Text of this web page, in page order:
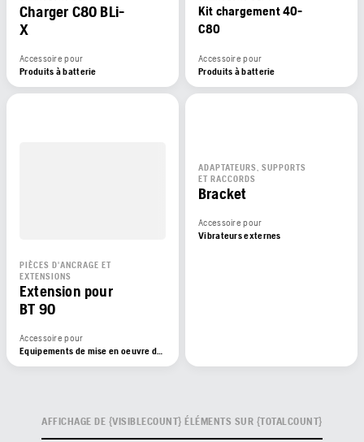
Charger C80 BLi-
X
Accessoire pour
Produits à batterie
Kit chargement 40-
C80
Accessoire pour
Produits à batterie
PIÈCES D'ANCRAGE ET
EXTENSIONS
Extension pour
BT 90
Accessoire pour
Equipements de mise en oeuvre du béton
ADAPTATEURS, SUPPORTS
ET RACCORDS
Bracket
Accessoire pour
Vibrateurs externes
AFFICHAGE DE {VISIBLECOUNT} ÉLÉMENTS SUR {TOTALCOUNT}